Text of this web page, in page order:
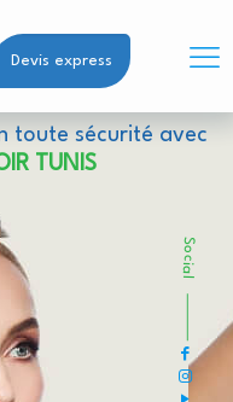
Devis express
toute sécurité avec
TUNIS
Social